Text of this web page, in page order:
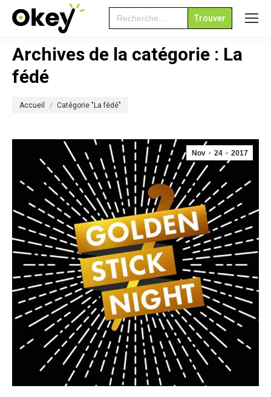
Search
for:
Archives de la catégorie : La
fédé
Accueil Catégorie "La fédé"
Nov 24 2017